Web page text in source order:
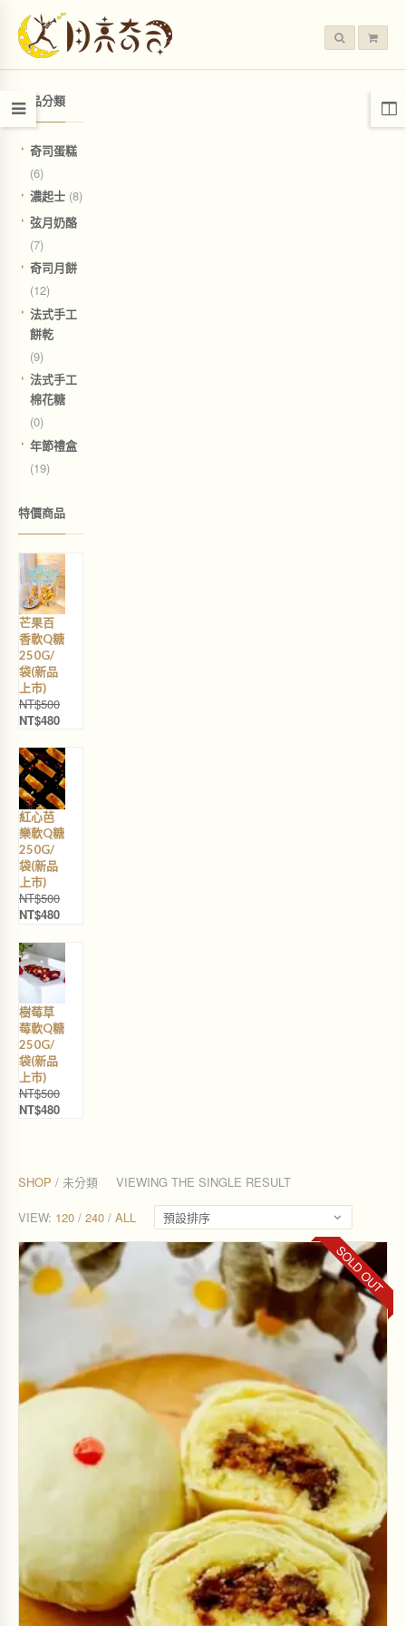
產品分類
奇司蛋糕
(6)
濃起士 (8)
弦月奶酪
(7)
奇司月餅
(12)
法式手工
餅乾
(9)
法式手工
棉花糖
(0)
年節禮盒
(19)
特價商品
芒果百
香軟Q糖
250G/
袋(新品
上巿)
NT$500
原
價
格
：
N
T
$
5
0
0
。
NT$480目
價
格
：
N
$
。
紅心芭
樂軟Q糖
250G/
袋(新品
上巿)
NT$500
原
價
格
：
T
$
5
0
0
。
NT$480目
格
：
$
。
樹莓草
莓軟Q糖
250G/
袋(新品
上巿)
NT$500
原
：
T
$
5
0
0
。
NT$480目
：
N
$
4
0
。
SHOP / 未分類 VIEWING THE SINGLE RESULT
VIEW: 120 / 240 / ALL 預設排序
SOLD OUT